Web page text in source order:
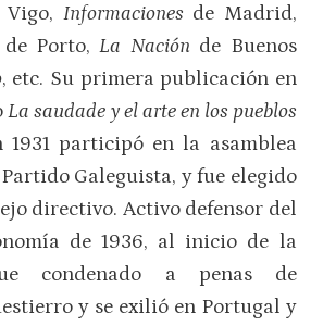
Vigo, Informaciones de Madrid,
de Porto,La Nación de Buenos
, etc. Su primera publicación en
La saudade y el arte en los pueblos
1931 participó en la asamblea
Galeguista, y fue elegido
directivo. Activo defensor del
de 1936, al inicio de la
condenado a penas de
y se exilió en Portugal y